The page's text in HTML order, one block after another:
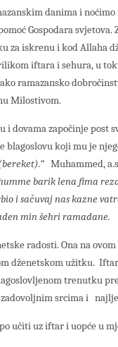
danima i
Gospodara
za iskrenu i kod Allaha
iftara i sehura, u
ramazansko
Milostivom.
i dovama započinje
blagoslovu koji mu je
Muhammed,
barik lena fima
i sačuvaj nas kazne
min šehri ramadane.
radosti. Ona na
dženetskom užitku.
trenutku
srcima i
učiti uz iftar i uopće u